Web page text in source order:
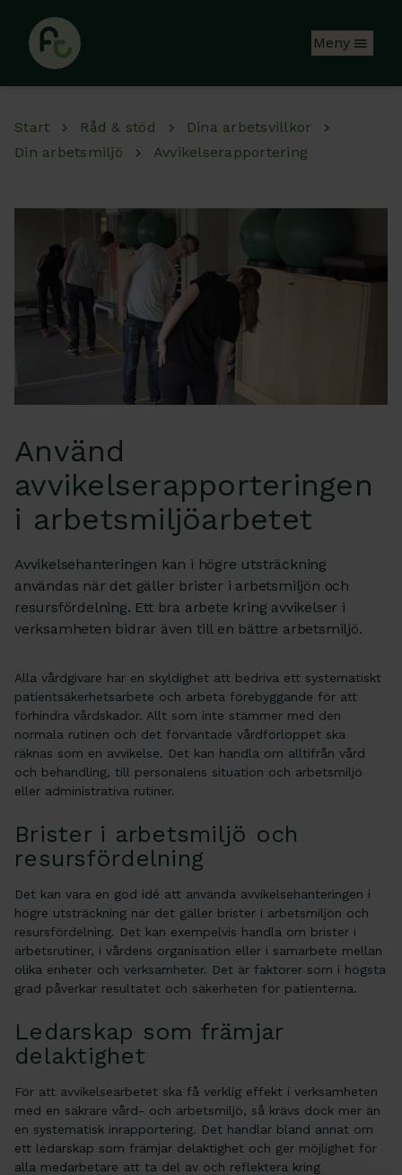
Meny
Start Råd & stöd
Dina arbetsvillkor
Din arbetsmiljö
Avvikelserapportering
Använd
avvikelserapporteringen
i arbetsmiljöarbetet
Avvikelsehanteringen kan i högre utsträckning
användas när det gäller brister i arbetsmiljön och
resursfördelning. Ett bra arbete kring avvikelser i
verksamheten bidrar även till en bättre arbetsmiljö.
Alla vårdgivare har en skyldighet att bedriva ett systematiskt
patientsäkerhetsarbete och arbeta förebyggande för att
förhindra vårdskador. Allt som inte stämmer med den
normala rutinen och det förväntade vårdförloppet ska
räknas som en avvikelse. Det kan handla om alltifrån vård
och behandling, till personalens situation och arbetsmiljö
eller administrativa rutiner.
Brister i arbetsmiljö och
resursfördelning
Det kan vara en god idé att använda avvikelsehanteringen i
högre utsträckning när det gäller brister i arbetsmiljön och
resursfördelning. Det kan exempelvis handla om brister i
arbetsrutiner, i vårdens organisation eller i samarbete mellan
olika enheter och verksamheter. Det är faktorer som i högsta
grad påverkar resultatet och säkerheten för patienterna.
Ledarskap som främjar
delaktighet
För att avvikelsearbetet ska få verklig effekt i verksamheten
med en säkrare vård- och arbetsmiljö, så krävs dock mer än
en systematisk inrapportering. Det handlar bland annat om
ett ledarskap som främjar delaktighet och ger möjlighet för
alla medarbetare att ta del av och reflektera kring